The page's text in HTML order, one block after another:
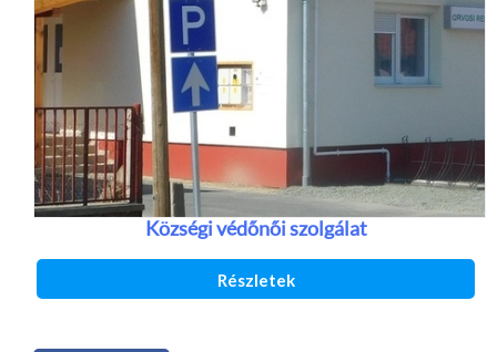
Községi védőnői szolgálat
Részletek